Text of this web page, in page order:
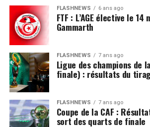
FLASHNEWS 6 ans ago
FTF : L’AGE élective le 14
Gammarth
FLASHNEWS 7 ans ago
Ligue des champions de
finale) : résultats du
FLASHNEWS 7 ans ago
Coupe de la CAF :
sort des quarts de finale